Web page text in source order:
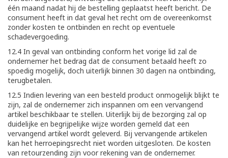
één maand nadat hij de bestelling geplaatst heeft bericht. De
consument heeft in dat geval het recht om de overeenkomst
zonder kosten te ontbinden en recht op eventuele
schadevergoeding.
12.4 In geval van ontbinding conform het vorige lid zal de
ondernemer het bedrag dat de consument betaald heeft zo
spoedig mogelijk, doch uiterlijk binnen 30 dagen na ontbinding,
terugbetalen.
12.5 Indien levering van een besteld product onmogelijk blijkt te
zijn, zal de ondernemer zich inspannen om een vervangend
artikel beschikbaar te stellen. Uiterlijk bij de bezorging zal op
duidelijke en begrijpelijke wijze worden gemeld dat een
vervangend artikel wordt geleverd. Bij vervangende artikelen
kan het herroepingsrecht niet worden uitgesloten. De kosten
van retourzending zijn voor rekening van de ondernemer.